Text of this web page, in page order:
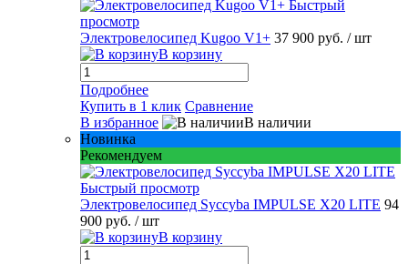
Быстрый
просмотр
Электровелосипед Kugoo V1+ 37 900 руб. / шт
В корзину
Подробнее
Купить в 1 клик Сравнение
В избранное
В наличии
Новинка
Рекомендуем
Быстрый просмотр
Электровелосипед Syccyba IMPULSE X20 LITE 94
900 руб. / шт
В корзину